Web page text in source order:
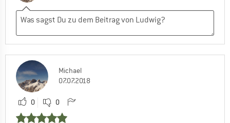
Michael
07.07.2018
0 0